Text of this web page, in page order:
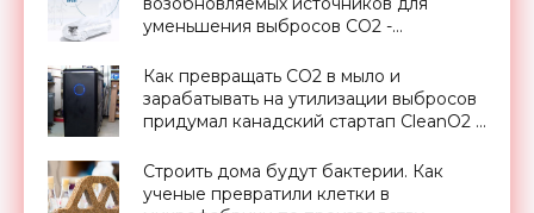
уменьшения выбросов CO2 -
Как превращать CO2 в мыло и
зарабатывать на утилизации выбросов
придумал канадский стартап CleanO2 -
Строить дома будут бактерии. Как
ученые превратили клетки в